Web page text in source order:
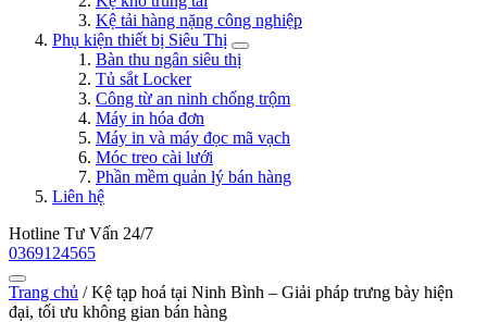
Kệ tải hàng nặng công nghiệp
Phụ kiện thiết bị Siêu Thị
Bàn thu ngân siêu thị
Tủ sắt Locker
Công từ an ninh chống trộm
Máy in hóa đơn
Máy in và máy đọc mã vạch
Móc treo cài lưới
Phần mềm quản lý bán hàng
Liên hệ
Hotline Tư Vấn 24/7
0369124565
Trang chủ /Kệ tạp hoá tại Ninh Bình – Giải pháp trưng bày hiện
đại, tối ưu không gian bán hàng